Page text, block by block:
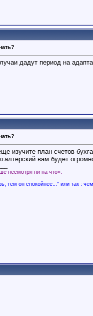
дадут период на
изучите план счетов
вам будет
несмотря ни на что».
тем он спокойнее..." или так :